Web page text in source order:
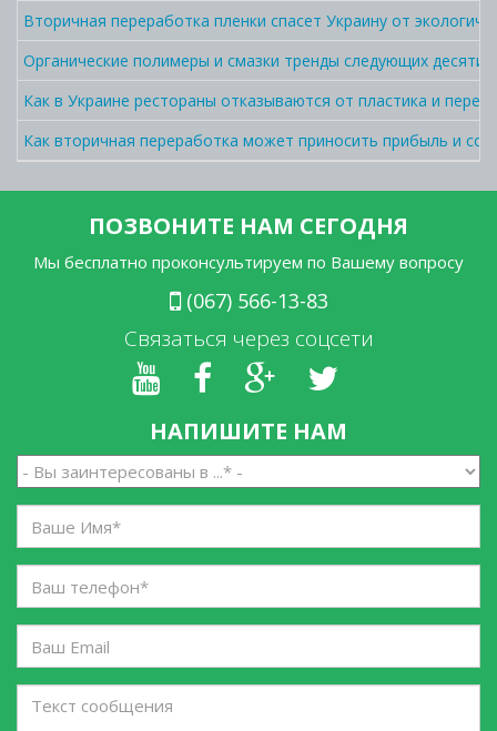
Вторичная переработка пленки спасет Украину от
Органические полимеры и смазки тренды следующих
Как в Украине рестораны отказываются от пластика и
Как вторичная переработка может приносить прибыль и
ПОЗВОНИТЕ НАМ СЕГОДНЯ
Мы бесплатно проконсультируем по Вашему вопросу
(067) 566-13-83
Связаться через соцсети
НАПИШИТЕ НАМ
заинтересованы
в
*
*
*